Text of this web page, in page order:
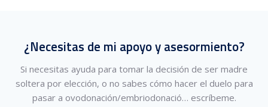
¿Necesitas de mi apoyo y asesormiento?
Si necesitas ayuda para tomar la decisión de ser madre
soltera por elección, o no sabes cómo hacer el duelo para
pasar a ovodonación/embriodonació… escríbeme.